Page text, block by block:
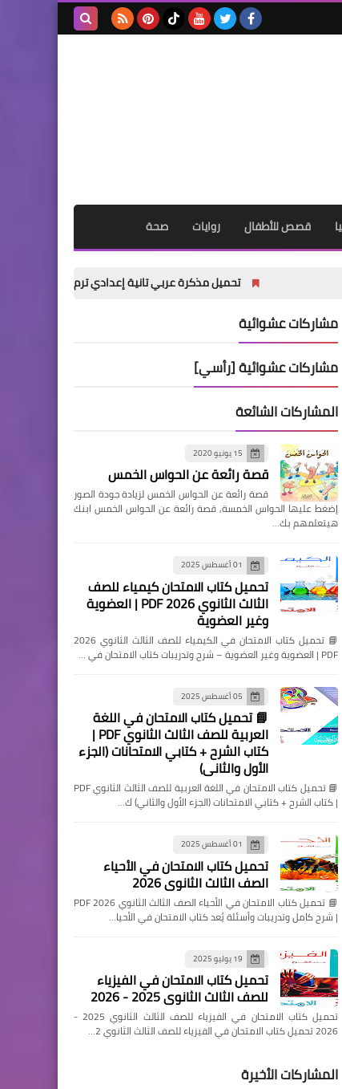
قصص للأطفال روايات صحة
تحميل مذكرة عربي تانية إعدادي ترم أول 2027 PDF | شرح شامل للأستاذ أكرم مؤمن
مشاركات عشوائية
مشاركات عشوائية [رأسي]
المشاركات الشائعة
15 يونيو 2020
قصة رائعة عن الحواس الخمس
قصة رائعة عن الحواس الخمس لزيادة جودة الصور
إضغط عليها الحواس الخمسة, قصة رائعة عن الحواس الخمس ابنك
هيتعلمهم بك…
01 أغسطس 2025
تحميل كتاب الامتحان كيمياء للصف
الثالث الثانوي 2026 PDF | العضوية
وغير العضوية
📘 تحميل كتاب الامتحان في الكيمياء للصف الثالث الثانوي 2026
PDF | العضوية وغير العضوية – شرح وتدريبات كتاب الامتحان في …
05 أغسطس 2025
📘 تحميل كتاب الامتحان في اللغة
العربية للصف الثالث الثانوي PDF |
كتاب الشرح + كتابي الامتحانات (الجزء
الأول والثاني)
📘 تحميل كتاب الامتحان في اللغة العربية للصف الثالث الثانوي PDF
| كتاب الشرح + كتابي الامتحانات (الجزء الأول والثاني) ك…
01 أغسطس 2025
تحميل كتاب الامتحان في الأحياء
الصف الثالث الثانوي 2026
📘 تحميل كتاب الامتحان في الأحياء الصف الثالث الثانوي 2026 PDF
| شرح كامل وتدريبات وأسئلة يُعد كتاب الامتحان في الأحيا…
19 يوليو 2025
تحميل كتاب الامتحان في الفيزياء
للصف الثالث الثانوي 2025 - 2026
تحميل كتاب الامتحان في الفيزياء للصف الثالث الثانوي 2025 -
2026 تحميل كتاب الامتحان في الفيزياء للصف الثالث الثانوي 2…
المشاركات الأخيرة